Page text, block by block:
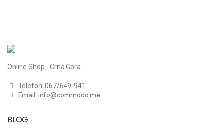
Online Shop - Crna Gora
Telefon: 067/649-941
Email: info@commodo.me
BLOG